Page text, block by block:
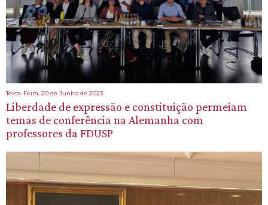
Terca-Feira, 20 de Junho de 2023
Liberdade de expressão e constituição permeiam
temas de conferência na Alemanha com
professores da FDUSP